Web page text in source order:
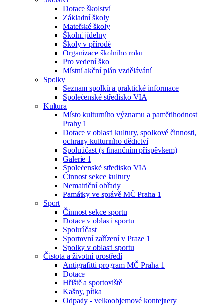
Dotace školství
Základní školy
Mateřské školy
Školní jídelny
Školy v přírodě
Organizace školního roku
Pro vedení škol
Místní akční plán vzdělávání
Spolky
Seznam spolků a praktické informace
Společenské středisko VIA
Kultura
Místo kulturního významu a pamětihodnost
Prahy 1
Dotace v oblasti kultury, spolkové činnosti,
ochrany kulturního dědictví
Spoluúčast (s finančním příspěvkem)
Galerie 1
Společenské středisko VIA
Činnost sekce kultury
Nematriční obřady
Památky ve správě MČ Praha 1
Sport
Činnost sekce sportu
Dotace v oblasti sportu
Spoluúčast
Sportovní zařízení v Praze 1
Spolky v oblasti sportu
Čistota a životní prostředí
Antigrafitti program MČ Praha 1
Dotace
Hřiště a sportoviště
Kašny, pítka
Odpady - velkoobjemové kontejnery